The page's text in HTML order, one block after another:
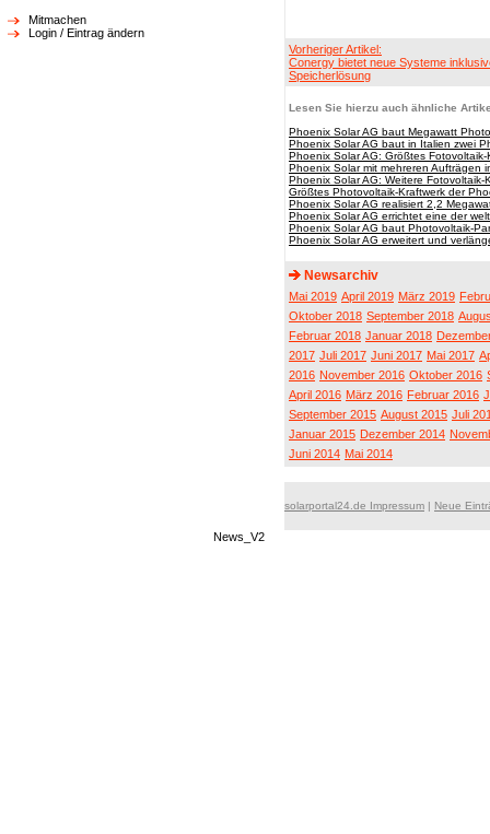
Mitmachen
Login / Eintrag ändern
Vorheriger Artikel:
Conergy bietet neue Systeme
Speicherlösung
Lesen Sie hierzu auch ähnliche
Phoenix Solar AG baut Megawatt
Phoenix Solar AG baut in Italien zwei
Phoenix Solar AG: Größtes
Phoenix Solar mit mehreren Aufträgen
Phoenix Solar AG: Weitere Fotovoltaik-
Größtes Photovoltaik-Kraftwerk der
Phoenix Solar AG realisiert 2,2
Phoenix Solar AG errichtet eine der
Phoenix Solar AG baut Photovoltaik-
Phoenix Solar AG erweitert und
Newsarchiv
Mai 2019 April 2019 März 2019
Oktober 2018 September 2018
Februar 2018 Januar 2018
2017 Juli 2017 Juni 2017 Mai 2017
2016 November 2016 Oktober 2016
April 2016 März 2016 Februar 2016
September 2015 August 2015 Juli
Januar 2015 Dezember 2014
Juni 2014 Mai 2014
solarportal24.de Impressum | Neue
News_V2